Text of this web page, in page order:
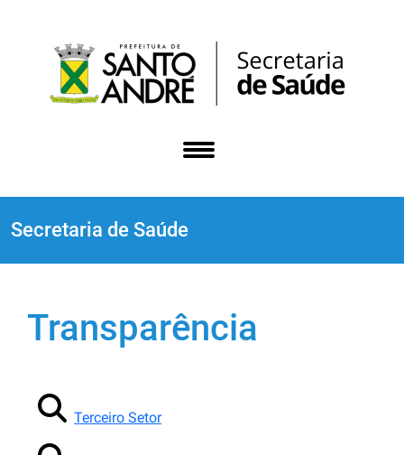
Secretaria de Saúde
Transparência
Terceiro Setor